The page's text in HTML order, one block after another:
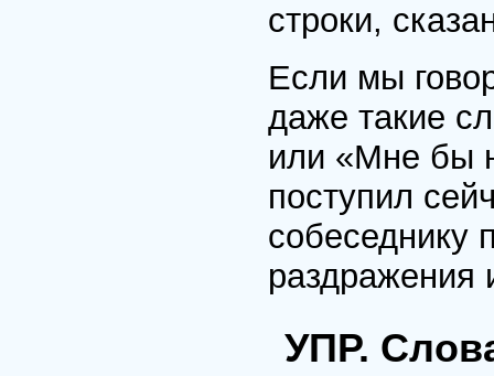
строки,
Если мы
даже такие
или «Мне бы
поступил
собеседнику
раздражения
УПР.